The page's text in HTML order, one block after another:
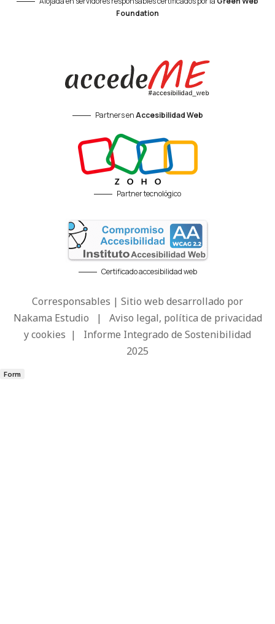
Foundation
Partners enAccesibilidad Web
Partner tecnológico
Certificado accesibilidad web
Corresponsables | Sitio web desarrollado por
Nakama Estudio | Aviso legal, política de privacidad
y cookies | Informe Integrado de Sostenibilidad
2025
Form